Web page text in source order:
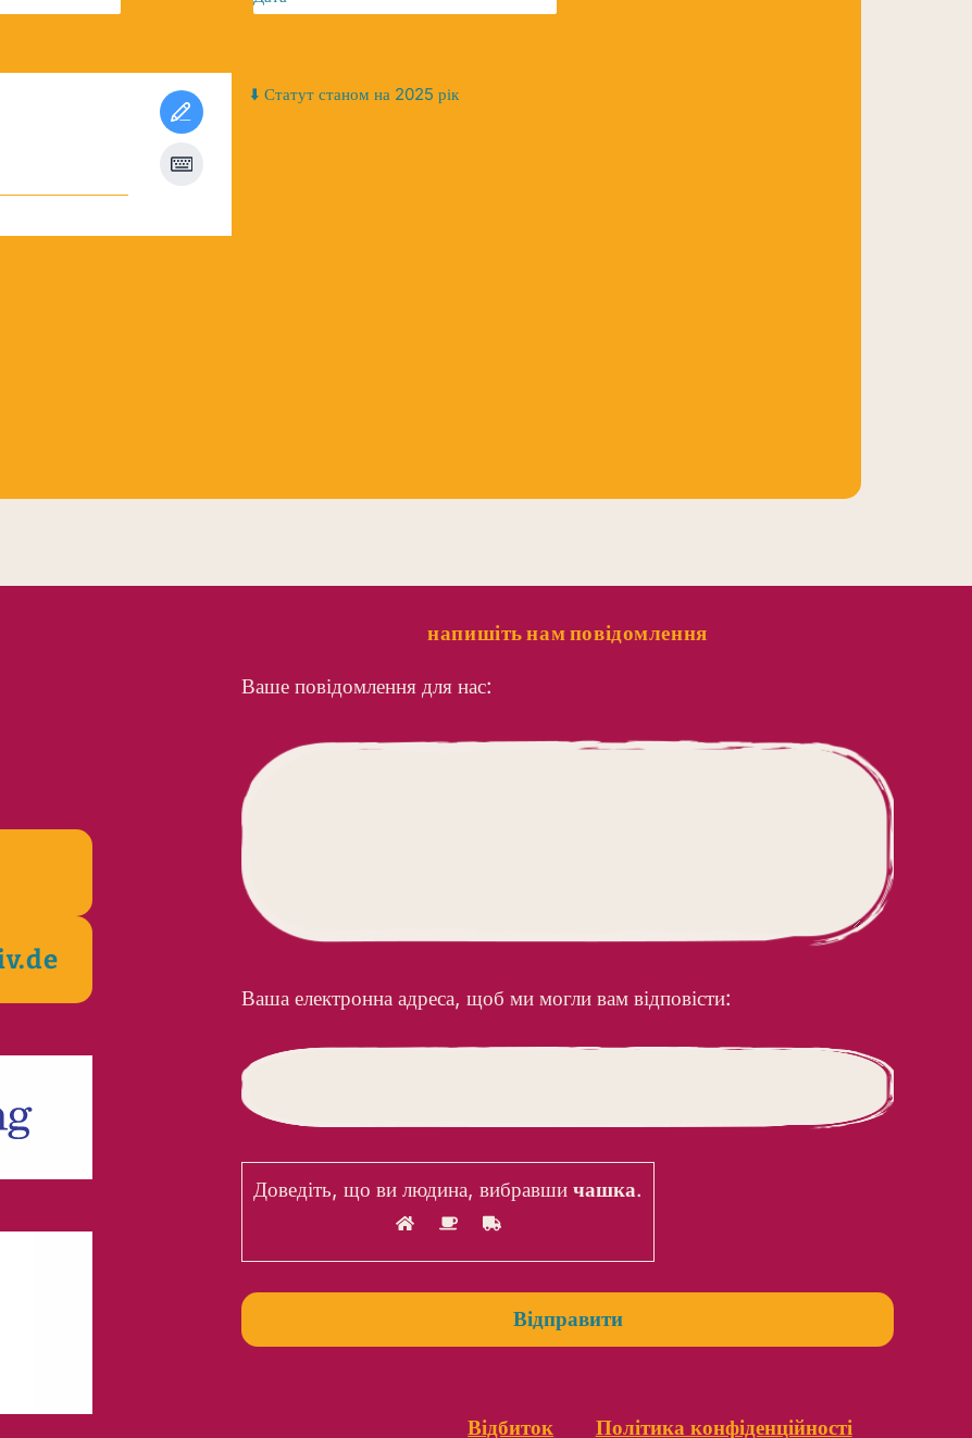
⬇️ Статут станом на 2025 рік
напишіть нам повідомлення
Ваше повідомлення для нас:
Ваша електронна адреса, щоб ми могли вам відповісти:
Доведіть, що ви людина, вибравши чашка.
Відбиток Політика конфіденційності